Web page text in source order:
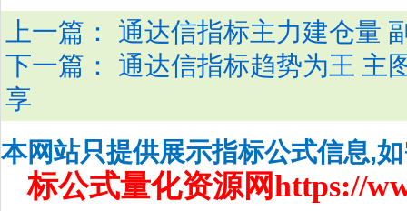
上一篇： 通达信指标主力建仓量
下一篇： 通达信指标趋势为王 主
享
本网站只提供展示指标公式信息,
标公式量化资源网https://